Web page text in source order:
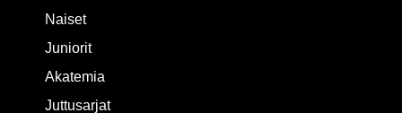
Naiset
Juniorit
Akatemia
Juttusarjat